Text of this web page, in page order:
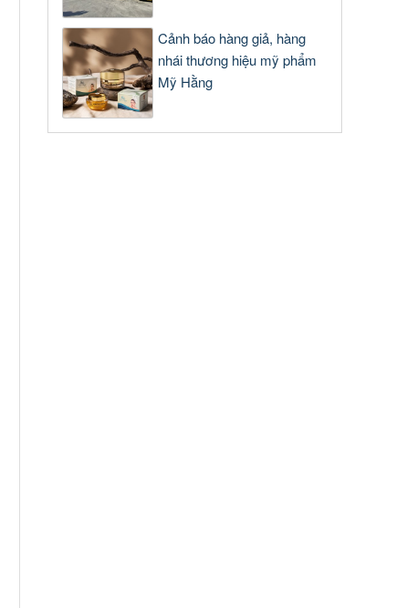
Cảnh báo hàng giả, hàng
nhái thương hiệu mỹ phẩm
Mỹ Hằng